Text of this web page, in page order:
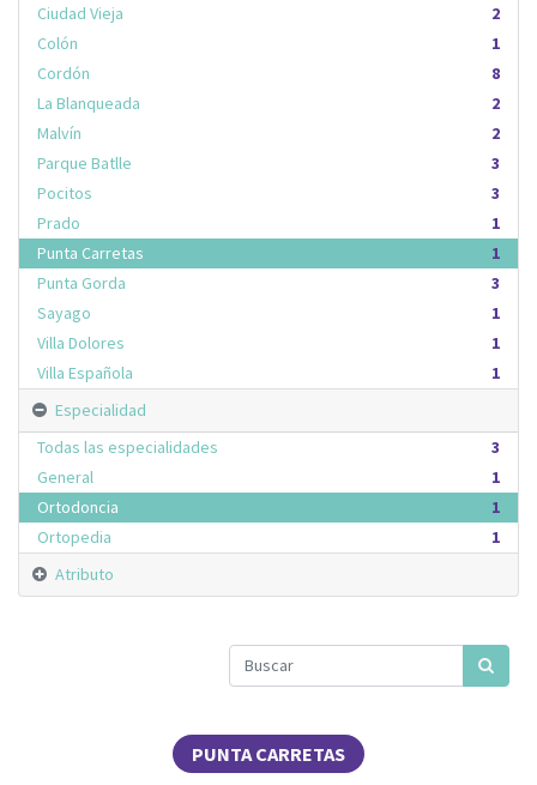
2
Ciudad Vieja
1
Colón
8
Cordón
2
La Blanqueada
2
Malvín
3
Parque Batlle
3
Pocitos
1
Prado
1
Punta Carretas
3
Punta Gorda
1
Sayago
1
Villa Dolores
1
Villa Española
Especialidad
3
Todas las especialidades
1
General
1
Ortodoncia
1
Ortopedia
Atributo
PUNTA CARRETAS